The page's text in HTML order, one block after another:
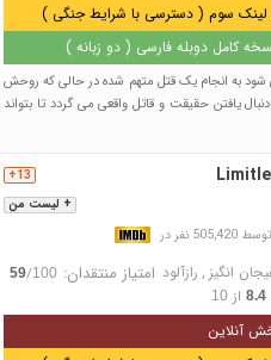
لینک سوم ( دسترسی با شرایط جنگی )
کامل دوبله فارسی ( دو زبانه )
شود به انجام یک قتل متهم شده در حالی که روحش
یافتن حقیقت و قاتل واقعی می گردد تا بتواند
+ لیست من
13+
توسط 505,420 نفر در
انگیز , رازآلود امتیاز منتقدان: 59/100
8.4از 10
آنلاین